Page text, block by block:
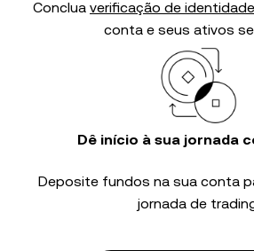
Conclua verificação de identidade
conta e seus ativos
Dê início à sua jornada
Deposite fundos na sua conta
jornada de